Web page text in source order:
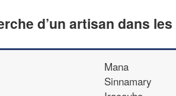
d’un artisan dans
Mana
Sinnamary